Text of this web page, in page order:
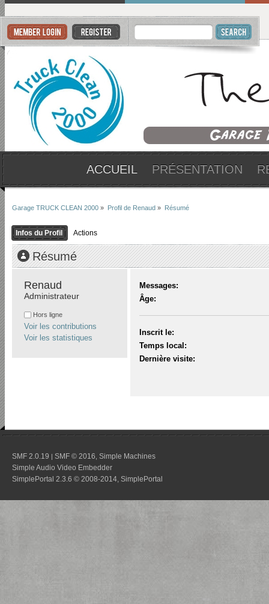
ACCUEIL PRÉSENTATION
Garage TRUCK CLEAN 2000 » Profil de Renaud » Résumé
Infos du Profil Actions
Résumé
Renaud
Administrateur
Hors ligne
Voir les contributions
Voir les statistiques
Messages:
Âge:
Inscrit le:
Temps local:
Dernière visite:
SMF 2.0.19 | SMF © 2016 Simple Machines
Simple Audio Video Embedder
SimplePortal 2.3.6 © 2008-2014, SimplePortal